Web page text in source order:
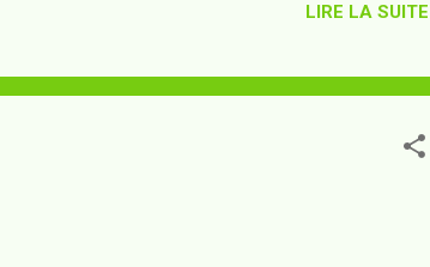
choses mortes, les "fantômes" qui ressemblent à
a disparu depuis une éternité...
LIRE LA SUITE